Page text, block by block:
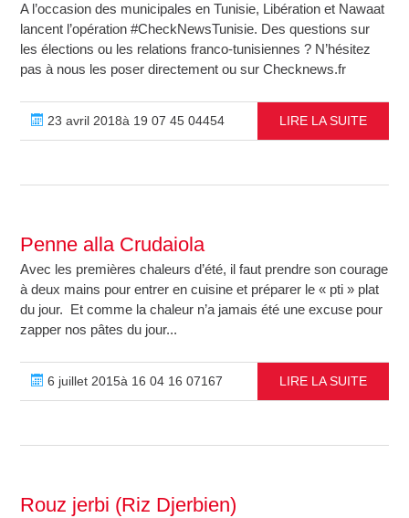
A l’occasion des municipales en Tunisie, Libération et Nawaat
lancent l’opération #CheckNewsTunisie. Des questions sur
les élections ou les relations franco-tunisiennes ? N’hésitez
pas à nous les poser directement ou sur Checknews.fr
23 avril 2018à 19 07 45 04454 LIRE LA SUITE
Penne alla Crudaiola
Avec les premières chaleurs d’été, il faut prendre son courage
à deux mains pour entrer en cuisine et préparer le « pti » plat
du jour. Et comme la chaleur n’a jamais été une excuse pour
zapper nos pâtes du jour...
6 juillet 2015à 16 04 16 07167 LIRE LA SUITE
Rouz jerbi (Riz Djerbien)